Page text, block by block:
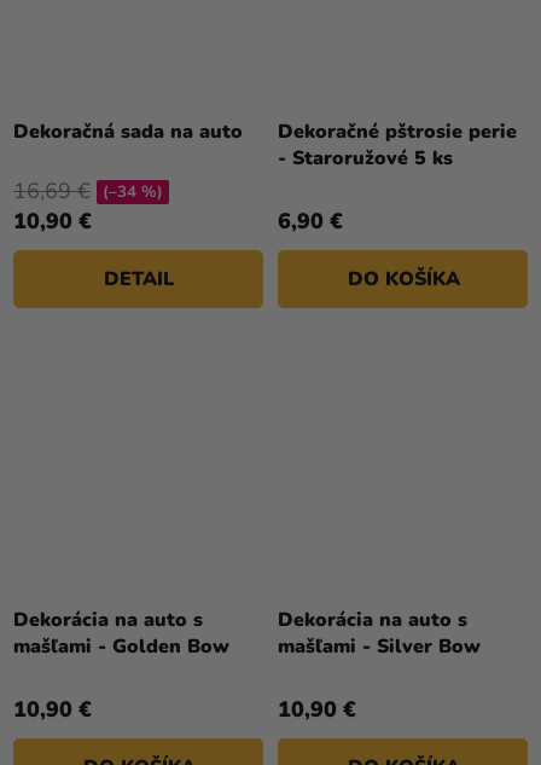
Dekoračná sada na auto
10,90 €
16,69 € (–34 %)
DETAIL
Dekoračné pštrosie perie
- Staroružové 5 ks
6,90 €
DO KOŠÍKA
Dekorácia na auto s
mašľami - Golden Bow
10,90 €
Dekorácia na auto s
mašľami - Silver Bow
10,90 €